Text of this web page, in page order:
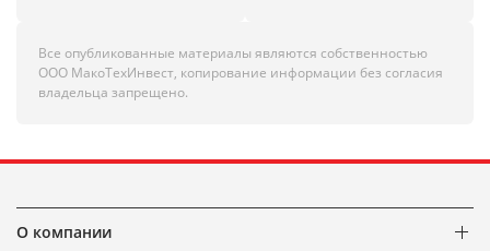
Все опубликованные материалы являются собственностью
ООО МакоТехИнвест, копирование информации без согласия
владельца запрещено.
О компании